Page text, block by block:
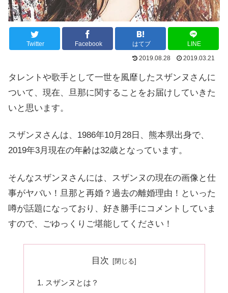
Twitter Facebook はてブ
LINE
2019.08.28
2019.03.21
タレントや歌手として一世を風靡したスザンヌさんに
ついて、現在、旦那に関することをお届けしていきた
いと思います。
スザンヌさんは、1986年10月28日、熊本県出身で、
2019年3月現在の年齢は32歳となっています。
そんなスザンヌさんには、 スザンヌの現在の画像と仕
事がヤバい！旦那と再婚？過去の離婚理由！ といった
噂が話題になっており、好き勝手にコメントしていま
すので、ごゆっくりご堪能してください！
目次
スザンヌとは？